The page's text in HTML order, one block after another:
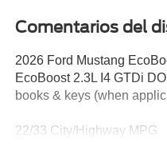
Comentarios del
2026 Ford Mustang
EcoBoost 2.3L I4 GTDi
books & keys (when
22/33 City/Highway MPG